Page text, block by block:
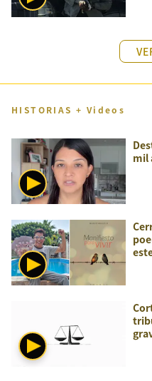
HISTORIAS + Videos
mil